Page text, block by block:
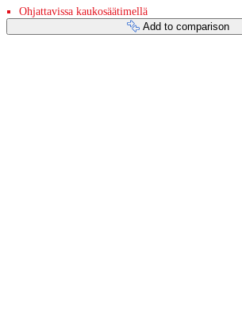
Ohjattavissa kaukosäätimellä
Add to comparison